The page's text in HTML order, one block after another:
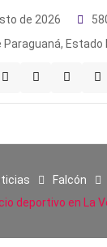
de 2026
Paraguaná, Estado
Falcón
deportivo en La